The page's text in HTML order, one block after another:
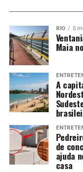
RIO 5
Maia
A
de
ajuda
casa